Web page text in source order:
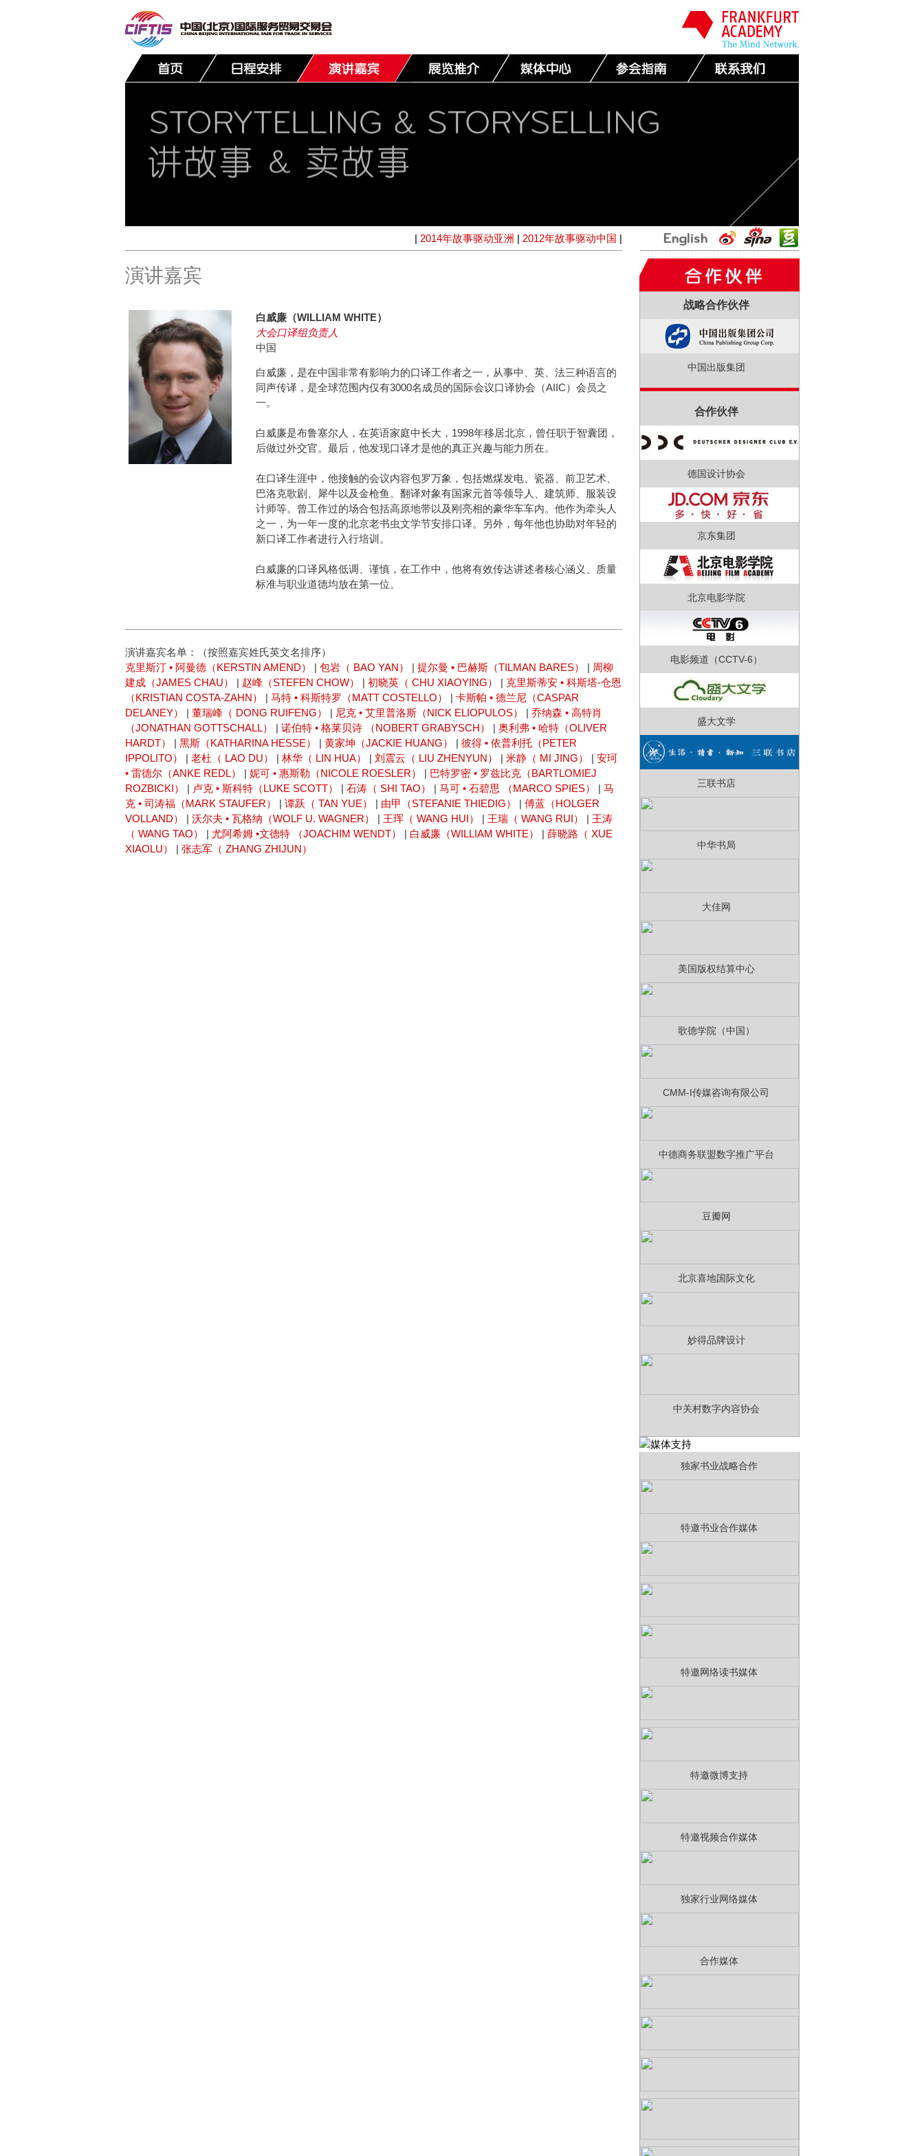
| 2014年故事驱动亚洲 | 2012年故事驱动中国 |
演讲嘉宾
白威廉（WILLIAM WHITE）
大会口译组负责人
中国
白威廉，是在中国非常有影响力的口译工作者之一，从事中、英、法三种语言的
同声传译，是全球范围内仅有3000名成员的国际会议口译协会（AIIC）会员之
一。
白威廉是布鲁塞尔人，在英语家庭中长大，1998年移居北京，曾任职于智囊团，
后做过外交官。最后，他发现口译才是他的真正兴趣与能力所在。
在口译生涯中，他接触的会议内容包罗万象，包括燃煤发电、瓷器、前卫艺术、
巴洛克歌剧、犀牛以及金枪鱼。翻译对象有国家元首等领导人、建筑师、服装设
计师等。曾工作过的场合包括高原地带以及刚亮相的豪华车车内。他作为牵头人
之一，为一年一度的北京老书虫文学节安排口译。另外，每年他也协助对年轻的
新口译工作者进行入行培训。
白威廉的口译风格低调、谨慎，在工作中，他将有效传达讲述者核心涵义、质量
标准与职业道德均放在第一位。
演讲嘉宾名单：（按照嘉宾姓氏英文名排序）
克里斯汀 • 阿曼德（KERSTIN AMEND）
| 包岩（ BAO YAN） | 提尔曼 • 巴赫斯（TILMAN BARES） | 周柳
建成（JAMES CHAU）
| 赵峰（STEFEN CHOW） | 初晓英（ CHU XIAOYING） | 克里斯蒂安 • 科斯塔-仓恩
（KRISTIAN COSTA-ZAHN）
| 马特 • 科斯特罗（MATT COSTELLO） | 卡斯帕 • 德兰尼（CASPAR
DELANEY）
| 董瑞峰（ DONG RUIFENG） | 尼克 • 艾里普洛斯（NICK ELIOPULOS） | 乔纳森 • 高特肖
（JONATHAN GOTTSCHALL）
| 诺伯特 • 格莱贝诗 （NOBERT GRABYSCH） | 奥利弗 • 哈特（OLIVER
HARDT）
| 黑斯（KATHARINA HESSE） | 黄家坤（JACKIE HUANG） | 彼得 • 依普利托（PETER
IPPOLITO）
| 老杜（ LAO DU） | 林华（ LIN HUA） | 刘震云（ LIU ZHENYUN） | 米静（ MI JING） | 安珂
• 雷德尔（ANKE REDL）
| 妮可 • 惠斯勒（NICOLE ROESLER） | 巴特罗密 • 罗兹比克（BARTLOMIEJ
ROZBICKI）
| 卢克 • 斯科特（LUKE SCOTT） | 石涛（ SHI TAO） | 马可 • 石碧思 （MARCO SPIES） | 马
克 • 司涛福（MARK STAUFER）
| 谭跃（ TAN YUE） | 由甲（STEFANIE THIEDIG） | 傅蓝（HOLGER
VOLLAND）
| 沃尔夫 • 瓦格纳（WOLF U. WAGNER） | 王珲（ WANG HUI） | 王瑞（ WANG RUI） | 王涛
（ WANG TAO）
| 尤阿希姆 •文德特 （JOACHIM WENDT） | 白威廉（WILLIAM WHITE） | 薛晓路（ XUE
XIAOLU）
| 张志军（ ZHANG ZHIJUN）
战略合作伙伴
中国出版集团
合作伙伴
德国设计协会
京东集团
北京电影学院
电影频道（CCTV-6）
盛大文学
三联书店
中华书局
大佳网
美国版权结算中心
歌德学院（中国）
CMM-I传媒咨询有限公司
中德商务联盟数字推广平台
豆瓣网
北京喜地国际文化
妙得品牌设计
中关村数字内容协会
独家书业战略合作
特邀书业合作媒体
特邀网络读书媒体
特邀微博支持
特邀视频合作媒体
独家行业网络媒体
合作媒体